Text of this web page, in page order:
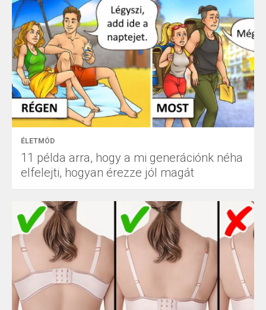
ÉLETMÓD
11 példa arra, hogy a mi generációnk néha
elfelejti, hogyan érezze jól magát